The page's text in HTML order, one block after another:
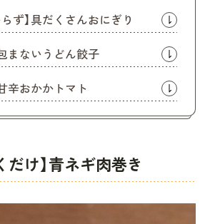
らず】具だくさんおにぎり
包まないうどん餃子
辛おかかトマト
だけ】青ネギ肉巻き